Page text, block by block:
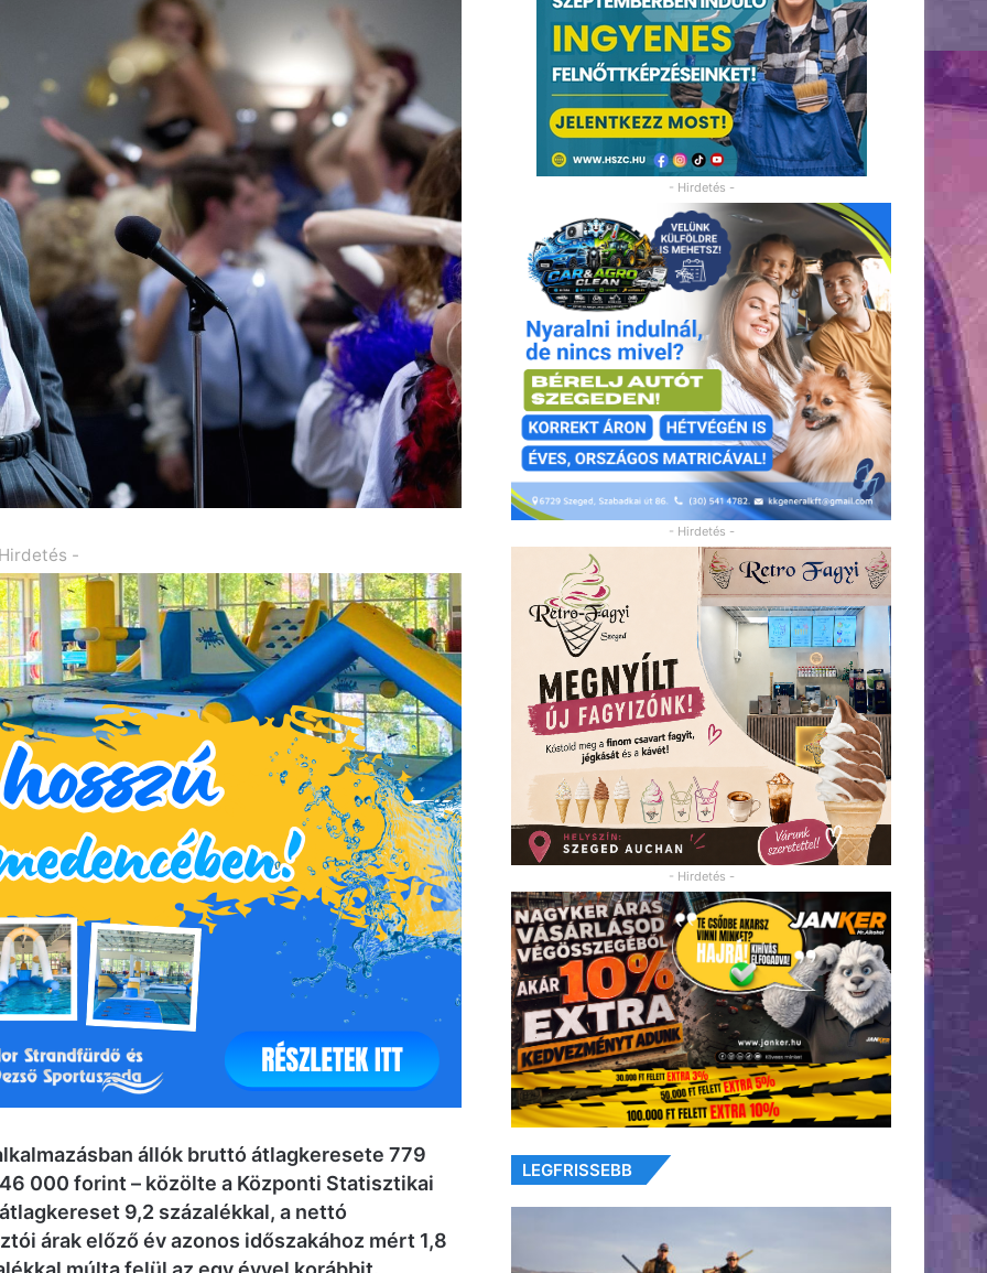
-
állók bruttó átlagkeresete 779
000 forint – közölte a Központi Statisztikai
9,2 százalékkal, a nettó
árak előző év azonos időszakához mért 1,8
- Hirdetés -
- Hirdetés -
- Hirdetés -
LEGFRISSEBB